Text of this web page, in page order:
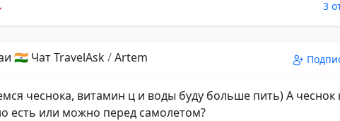
3
🇮🇳 Чат TravelAsk/Artem
чеснока, витамин ц и воды буду больше пить) А чеснок
есть или можно перед самолетом?